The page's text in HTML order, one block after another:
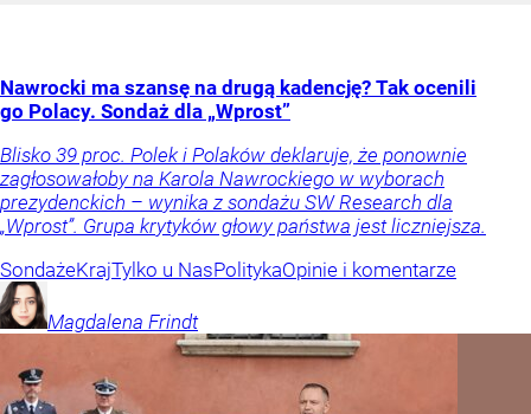
Nawrocki ma szansę na drugą kadencję? Tak ocenili
go Polacy. Sondaż dla „Wprost”
Blisko 39 proc. Polek i Polaków deklaruje, że ponownie
zagłosowałoby na Karola Nawrockiego w wyborach
prezydenckich – wynika z sondażu SW Research dla
„Wprost”. Grupa krytyków głowy państwa jest liczniejsza.
SondażeKrajTylko u NasPolitykaOpinie i komentarze
Magdalena Frindt